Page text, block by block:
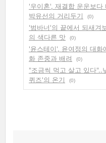
'우이혼', 재결합 운운보다
박유선의 거리두기
(0)
'범바너'의 끝에서 되새겨
의 색다른 맛
(0)
'윤스테이', 윤여정의 대화
화 존중과 배려
(0)
"조금씩 먹고 살고 있다"..
퀴즈'의 온기
(0)